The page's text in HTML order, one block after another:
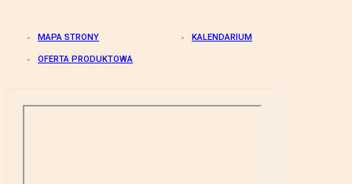
MAPA STRONY KALENDARIUM
OFERTA PRODUKTOWA